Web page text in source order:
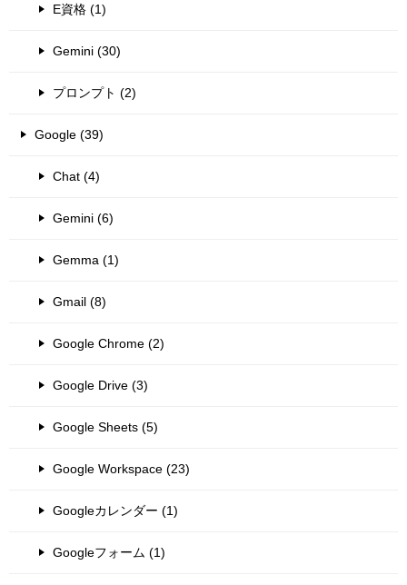
E資格 (1)
Gemini (30)
プロンプト (2)
Google (39)
Chat (4)
Gemini (6)
Gemma (1)
Gmail (8)
Google Chrome (2)
Google Drive (3)
Google Sheets (5)
Google Workspace (23)
Googleカレンダー (1)
Googleフォーム (1)